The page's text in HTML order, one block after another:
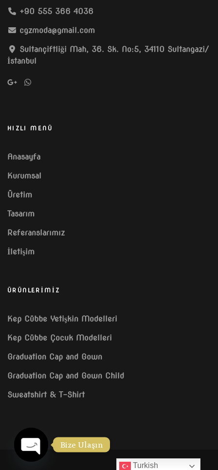
+90 555 366 4036
cgzmoda@gmail.com
Sultançiftliği Mah, 36. Sk. No:5, 34110 Sultangazi/
İstanbul
HIZLI MENÜ
Anasayfa
Kurumsal
Üretim
Tasarım
Referanslarımız
İletişim
ÜRÜNLERİMİZ
Kep Cübbe Yetişkin Modelleri
Kep Cübbe Çocuk Modelleri
Graduation Cap and Gown
Graduation Cap and Gown Child
Sweatshirt & T-Shirt
Turkish
Bize Ulaşın